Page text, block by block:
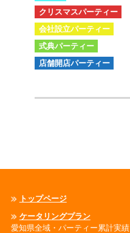
クリスマスパーティー
会社設立パーティー
式典パーティー
店舗開店パーティー
トップページ
ケータリングプラン
愛知県全域・パーティー累計実績